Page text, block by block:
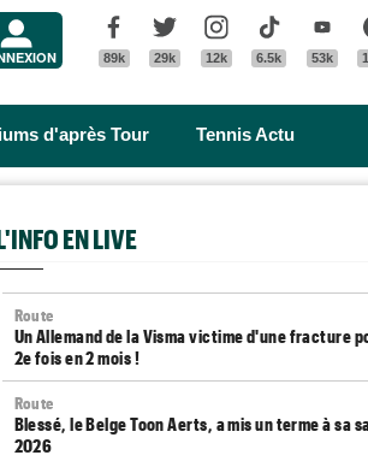
Facebook
89k
Twitter
29k
Instagram
12k
Tik Tok
6.5k 53k
d'après Tour Tennis Actu
EN LIVE
Route
Un Allemand de la Visma victime d'une fracture
2e fois en 2 mois !
Route
Blessé, le Belge Toon Aerts, a mis un terme à sa
2026